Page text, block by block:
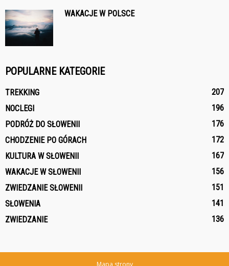
WAKACJE W POLSCE
POPULARNE KATEGORIE
TREKKING
207
NOCLEGI
196
PODRÓŻ DO SŁOWENII
176
CHODZENIE PO GÓRACH
172
KULTURA W SŁOWENII
167
WAKACJE W SŁOWENII
156
ZWIEDZANIE SŁOWENII
151
SŁOWENIA
141
ZWIEDZANIE
136
Mapa strony